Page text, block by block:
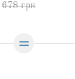
678 грн